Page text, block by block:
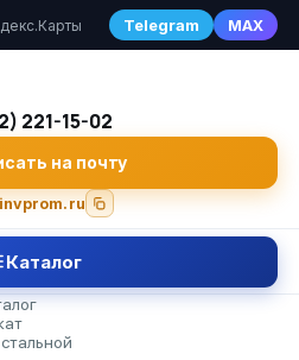
Telegram MAX
221-15-02
на почту
Каталог